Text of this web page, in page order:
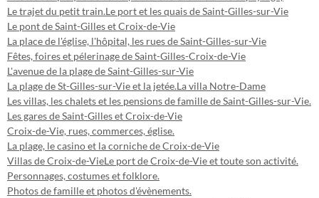
Le trajet du petit train.Le port et les quais de Saint-Gilles-sur-Vie
Le pont de Saint-Gilles et Croix-de-Vie
La place de l'église, l'hôpital, les rues de Saint-Gilles-sur-Vie
Fêtes, foires et pélerinage de Saint-Gilles-Croix-de-Vie
L'avenue de la plage de Saint-Gilles-sur-Vie
La plage de St-Gilles-sur-Vie et la jetée.La villa Notre-Dame
Les villas, les chalets et les pensions de famille de Saint-Gilles-sur-Vie.
Les gares de Saint-Gilles et Croix-de-Vie
Croix-de-Vie, rues, commerces, église.
La plage, le casino et la corniche de Croix-de-Vie
Villas de Croix-de-VieLe port de Croix-de-Vie et toute son activité.
Personnages, costumes et folklore.
Photos de famille et photos d'évènements.